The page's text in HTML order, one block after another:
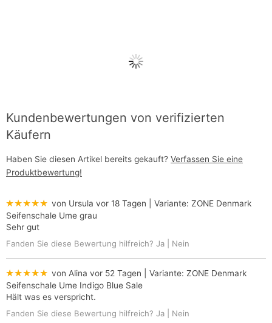
Kundenbewertungen von verifizierten
Käufern
Haben Sie diesen Artikel bereits gekauft? Verfassen Sie eine
Produktbewertung!
★★★★★ von Ursula vor 18 Tagen | Variante: ZONE Denmark
Seifenschale Ume grau
Sehr gut
Fanden Sie diese Bewertung hilfreich? Ja Nein
★★★★★ von Alina vor 52 Tagen | Variante: ZONE Denmark
Seifenschale Ume Indigo Blue Sale
Hält was es verspricht.
Fanden Sie diese Bewertung hilfreich? Ja Nein